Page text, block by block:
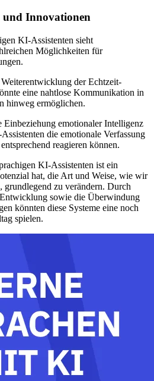
Innovationen
KI-Assistenten sieht
Möglichkeiten für
der Echtzeit-
eine nahtlose Kommunikation in
hinweg ermöglichen.
Einbeziehung emotionaler Intelligenz
die emotionale Verfassung
reagieren können.
KI-Assistenten ist ein
hat, die Art und Weise, wie wir
grundlegend zu verändern. Durch
sowie die Überwindung
könnten diese Systeme eine noch
spielen.